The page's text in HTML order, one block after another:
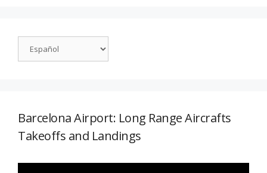
Barcelona Airport: Long Range Aircrafts
Takeoffs and Landings